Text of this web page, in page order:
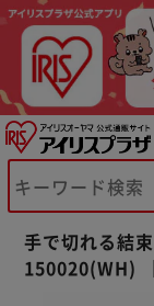
手で切れる結
150020(WH)
※ご確認く
カート